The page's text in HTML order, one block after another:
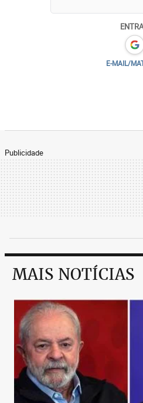
E-MAIL/
Publicidade
MAIS NOTÍCIAS